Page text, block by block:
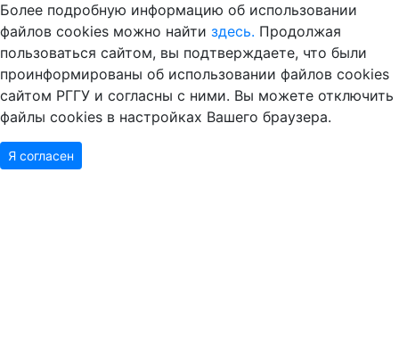
Более подробную информацию об использовании
файлов cookies можно найти здесь. Продолжая
пользоваться сайтом, вы подтверждаете, что были
проинформированы об использовании файлов cookies
сайтом РГГУ и согласны с ними. Вы можете отключить
файлы cookies в настройках Вашего браузера.
Я согласен